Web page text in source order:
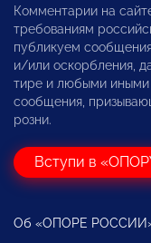
Комментарии на
требованиям
публикуем
и/или оскорбления,
тире и любыми иными
сообщения,
розни.
Вступи в
Об «ОПОРЕ